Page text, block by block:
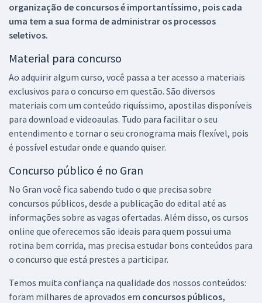
organização de concursos é importantíssimo, pois cada
uma tem a sua forma de administrar os processos
seletivos.
Material para concurso
Ao adquirir algum curso, você passa a ter acesso a materiais
exclusivos para o concurso em questão. São diversos
materiais com um conteúdo riquíssimo, apostilas disponíveis
para download e videoaulas. Tudo para facilitar o seu
entendimento e tornar o seu cronograma mais flexível, pois
é possível estudar onde e quando quiser.
Concurso público é no Gran
No Gran você fica sabendo tudo o que precisa sobre
concursos públicos, desde a publicação do edital até as
informações sobre as vagas ofertadas. Além disso, os cursos
online que oferecemos são ideais para quem possui uma
rotina bem corrida, mas precisa estudar bons conteúdos para
o concurso que está prestes a participar.
Temos muita confiança na qualidade dos nossos conteúdos:
foram milhares de aprovados em concursos públicos,